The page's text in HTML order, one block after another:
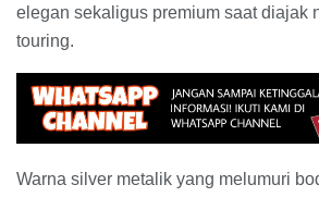
elegan sekaligus premium saat diajak
touring.
Warna silver metalik yang melumuri